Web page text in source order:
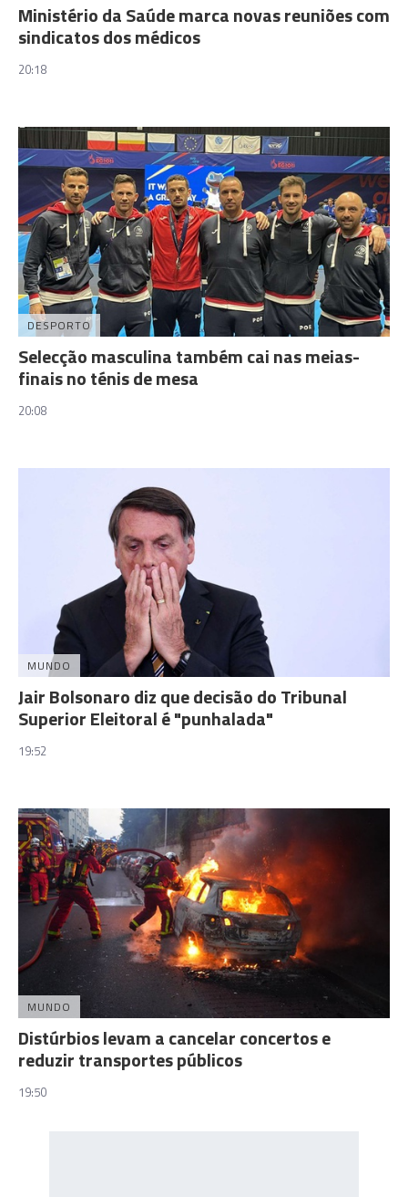
Ministério da Saúde marca novas reuniões com
sindicatos dos médicos
20:18
DESPORTO
Selecção masculina também cai nas meias-
finais no ténis de mesa
20:08
MUNDO
Jair Bolsonaro diz que decisão do Tribunal
Superior Eleitoral é "punhalada"
19:52
MUNDO
Distúrbios levam a cancelar concertos e
reduzir transportes públicos
19:50